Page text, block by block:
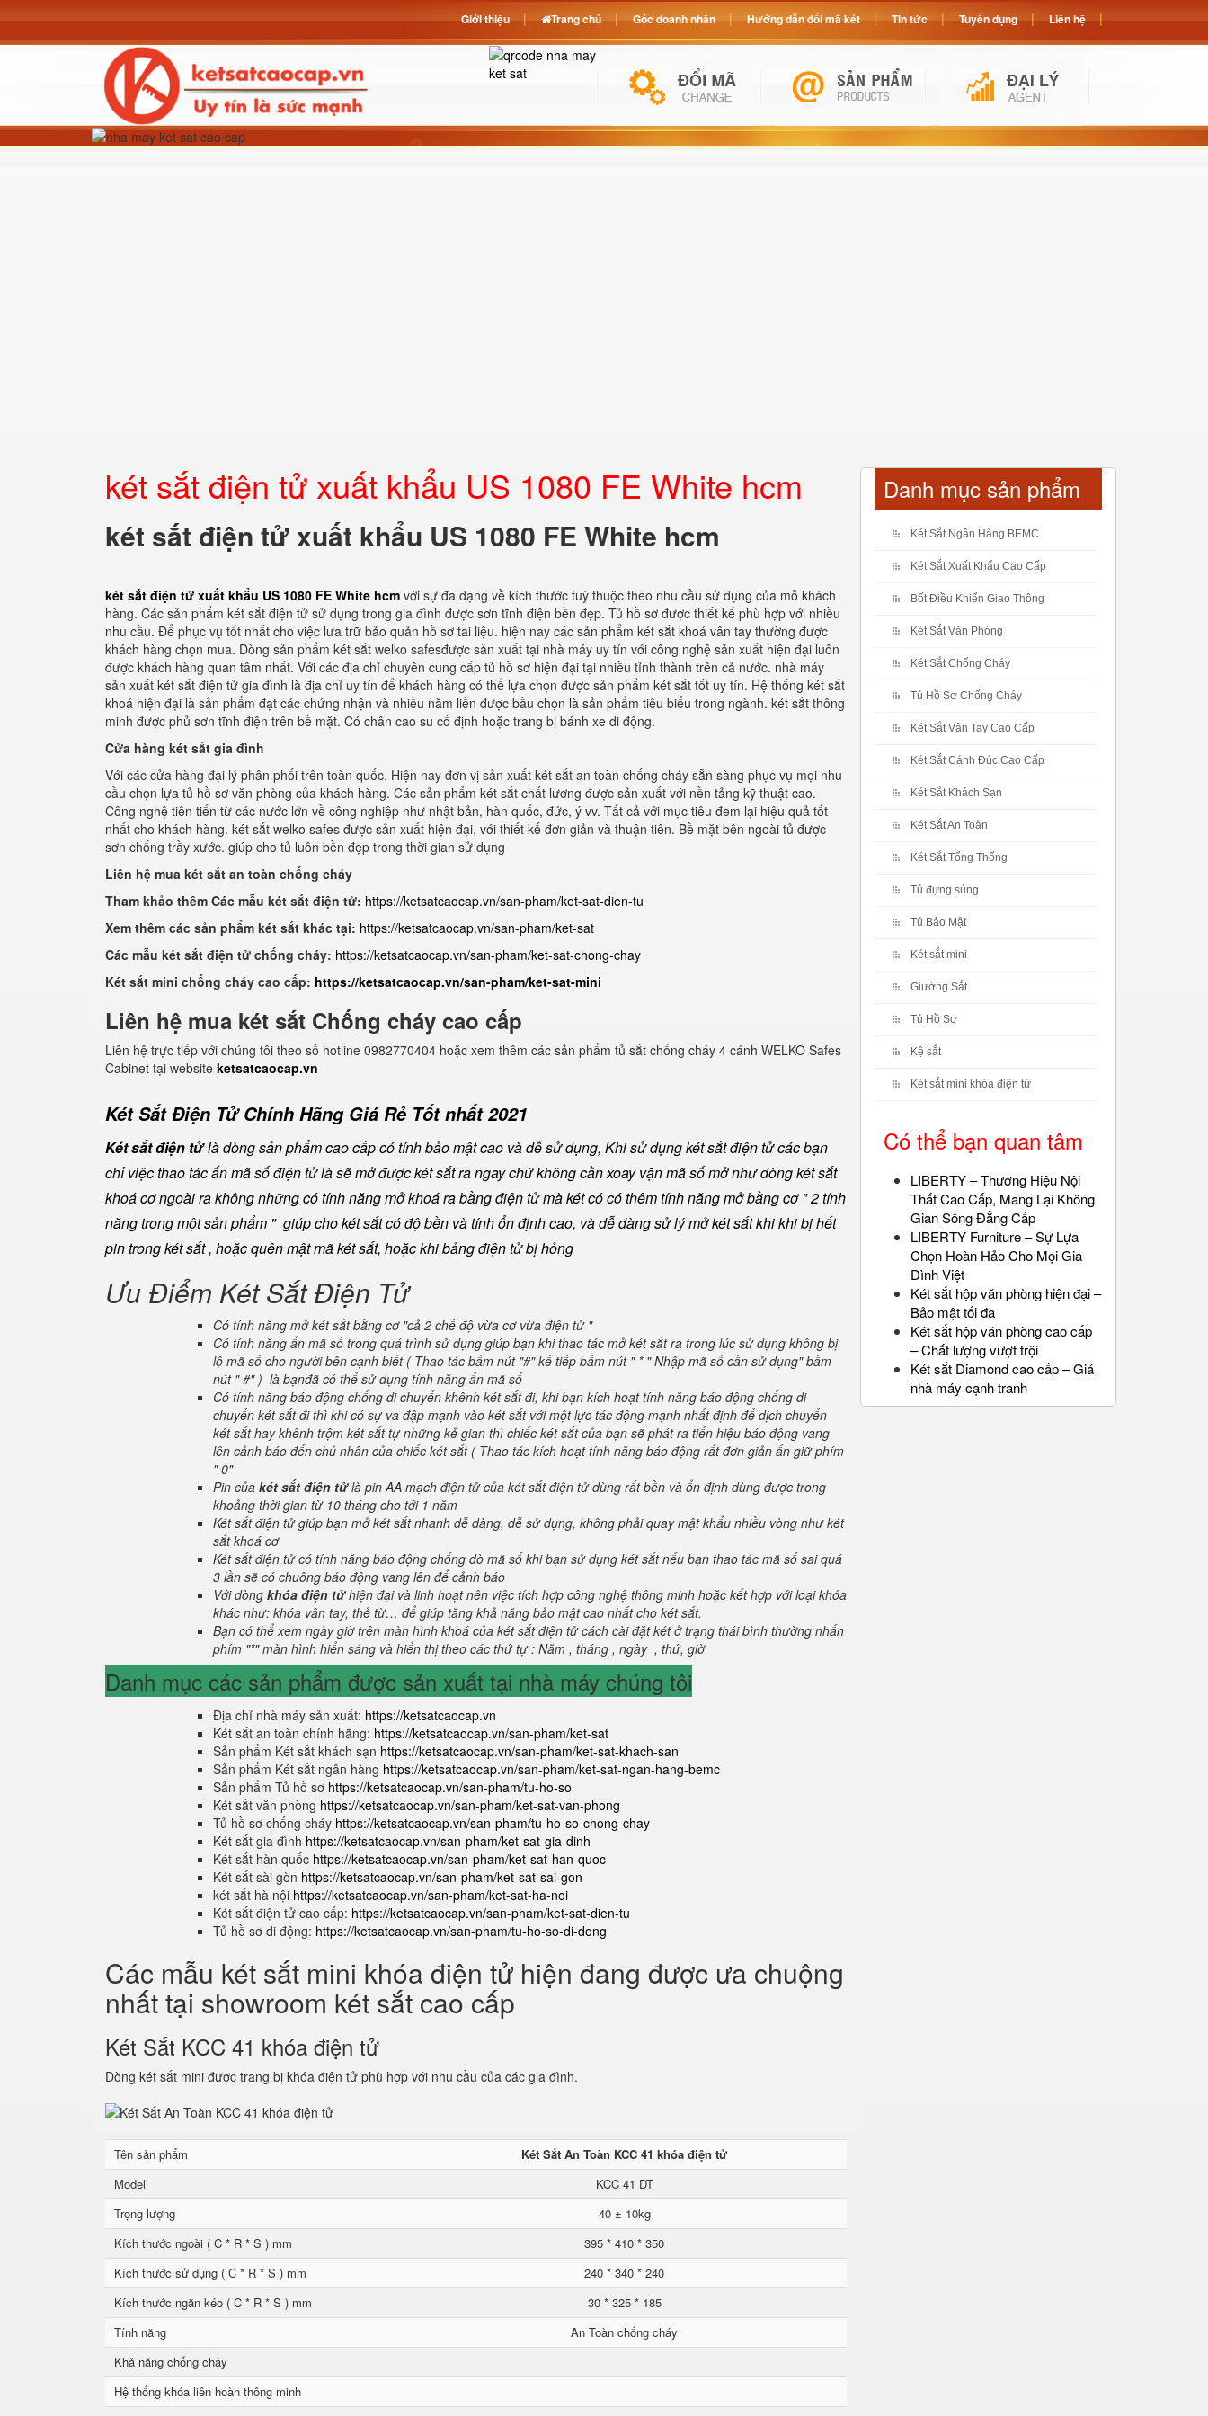
két sắt điện tử xuất khẩu US 1080 FE White hcm
két sắt điện tử xuất khẩu US 1080 FE White hcm
két sắt điện tử xuất khẩu US 1080 FE White hcm với sự đa dạng về kích thước tuỳ thuộc theo nhu cầu sử dụng của mỗ khách
hàng. Các sản phẩm két sắt điện tử sử dụng trong gia đình được sơn tĩnh điện bền đẹp. Tủ hồ sơ được thiết kế phù hợp với nhiều
nhu cầu. Để phục vụ tốt nhất cho việc lưa trữ bảo quản hồ sơ tai liệu. hiện nay các sản phẩm két sắt khoá vân tay thường được
khách hàng chọn mua. Dòng sản phẩm két sắt welko safesđược sản xuất tại nhà máy uy tín với công nghệ sản xuất hiện đại luôn
được khách hàng quan tâm nhất. Với các địa chỉ chuyên cung cấp tủ hồ sơ hiện đại tại nhiều tỉnh thành trên cả nước. nhà máy
sản xuất két sắt điện tử gia đình là địa chỉ uy tín để khách hàng có thể lựa chọn được sản phẩm két sắt tốt uy tín. Hệ thống két sắt
khoá hiện đại là sản phẩm đạt các chứng nhận và nhiều năm liền được bầu chọn là sản phẩm tiêu biểu trong ngành. két sắt thông
minh được phủ sơn tĩnh điện trên bề mặt. Có chân cao su cố định hoặc trang bị bánh xe di động.
Cửa hàng két sắt gia đình
Với các cửa hàng đại lý phân phối trên toàn quốc. Hiện nay đơn vị sản xuất két sắt an toàn chống cháy sẵn sàng phục vụ mọi nhu
cầu chọn lựa tủ hồ sơ văn phòng của khách hàng. Các sản phẩm két sắt chất lương được sản xuất với nền tảng kỹ thuật cao.
Công nghệ tiên tiến từ các nước lớn về công nghiệp như nhật bản, hàn quốc, đức, ý vv. Tất cả với mục tiêu đem lại hiệu quả tốt
nhất cho khách hàng. két sắt welko safes được sản xuất hiện đại, với thiết kế đơn giản và thuận tiên. Bề mặt bên ngoài tủ được
sơn chống trầy xước. giúp cho tủ luôn bền đẹp trong thời gian sử dụng
Liên hệ mua két sắt an toàn chống cháy
Tham khảo thêm Các mẫu két sắt điện tử: https://ketsatcaocap.vn/san-pham/ket-sat-dien-tu
Xem thêm các sản phẩm két sắt khác tại: https://ketsatcaocap.vn/san-pham/ket-sat
Các mẫu két sắt điện tử chống cháy: https://ketsatcaocap.vn/san-pham/ket-sat-chong-chay
Két sắt mini chống cháy cao cấp: https://ketsatcaocap.vn/san-pham/ket-sat-mini
Liên hệ mua két sắt Chống cháy cao cấp
Liên hệ trực tiếp với chúng tôi theo số hotline 0982770404 hoặc xem thêm các sản phẩm tủ sắt chống cháy 4 cánh WELKO Safes
Cabinet tại website ketsatcaocap.vn
Két Sắt Điện Tử Chính Hãng Giá Rẻ Tốt nhất 2021
Két sắt điện tửlà dòng sản phẩm cao cấp có tính bảo mật cao và dễ sử dụng, Khi sử dụng két sắt điện tử các bạn
chỉ việc thao tác ấn mã số điện tử là sẽ mở được két sắt ra ngay chứ không cần xoay vặn mã số mở như dòng két sắt
khoá cơ ngoài ra không những có tính năng mở khoá ra bằng điện tử mà két có có thêm tính năng mở bằng cơ " 2 tính
năng trong một sản phẩm " giúp cho két sắt có độ bền và tính ổn định cao, và dễ dàng sử lý mở két sắt khi khi bị hết
pin trong két sắt , hoặc quên mật mã két sắt, hoặc khi bảng điện tử bị hỏng
Ưu Điểm Két Sắt Điện Tử
Có tính năng mở két sắt bằng cơ "cả 2 chế độ vừa cơ vừa điện tử "
Có tính năng ẩn mã số trong quá trình sử dụng giúp bạn khi thao tác mở két sắt ra trong lúc sử dụng không bị
lộ mã số cho người bên cạnh biết ( Thao tác bấm nút "#" kế tiếp bấm nút " * " Nhập mã số cần sử dụng" bầm
nút " #" ) là bạnđã có thể sử dụng tính năng ẩn mã số
Có tính năng báo động chống di chuyển khênh két sắt đi, khi bạn kích hoạt tính năng báo động chống di
chuyển két sắt đi thì khi có sự va đập mạnh vào két sắt với một lực tác động mạnh nhất định để dịch chuyển
két sắt hay khênh trộm két sắt tự những kẻ gian thì chiếc két sắt của bạn sẽ phát ra tiến hiệu báo động vang
lên cảnh báo đến chủ nhân của chiếc két sắt ( Thao tác kích hoạt tính năng báo động rất đơn giản ấn giữ phím
" 0"
Pin của két sắt điện tửlà pin AA mạch điện tử của két sắt điện tử dùng rất bền và ổn định dùng được trong
khoảng thời gian từ 10 tháng cho tới 1 năm
Két sắt điện tử giúp bạn mở két sắt nhanh dễ dàng, dễ sử dụng, không phải quay mật khẩu nhiều vòng như két
sắt khoá cơ
Két sắt điện tử có tính năng báo động chống dò mã số khi bạn sử dụng két sắt nếu bạn thao tác mã số sai quá
3 lần sẽ có chuông báo động vang lên để cảnh báo
Với dòng khóa điện tửhiện đại và linh hoạt nên việc tích hợp công nghệ thông minh hoặc kết hợp với loại khóa
khác như: khóa vân tay, thẻ từ… để giúp tăng khả năng bảo mật cao nhất cho két sắt.
Bạn có thể xem ngày giờ trên màn hình khoá của két sắt điện tử cách cài đặt két ở trạng thái bình thường nhấn
phím "*" màn hình hiển sáng và hiển thị theo các thứ tự : Năm , tháng , ngày , thứ, giờ
Danh mục các sản phẩm được sản xuất tại nhà máy chúng tôi
Địa chỉ nhà máy sản xuất: https://ketsatcaocap.vn
Két sắt an toàn chính hãng: https://ketsatcaocap.vn/san-pham/ket-sat
Sản phẩm Két sắt khách sạn https://ketsatcaocap.vn/san-pham/ket-sat-khach-san
Sản phẩm Két sắt ngân hàng https://ketsatcaocap.vn/san-pham/ket-sat-ngan-hang-bemc
Sản phẩm Tủ hồ sơ https://ketsatcaocap.vn/san-pham/tu-ho-so
Két sắt văn phòng https://ketsatcaocap.vn/san-pham/ket-sat-van-phong
Tủ hồ sơ chống cháy https://ketsatcaocap.vn/san-pham/tu-ho-so-chong-chay
Két sắt gia đình https://ketsatcaocap.vn/san-pham/ket-sat-gia-dinh
Két sắt hàn quốc https://ketsatcaocap.vn/san-pham/ket-sat-han-quoc
Két sắt sài gòn https://ketsatcaocap.vn/san-pham/ket-sat-sai-gon
két sắt hà nội https://ketsatcaocap.vn/san-pham/ket-sat-ha-noi
Két sắt điện tử cao cấp: https://ketsatcaocap.vn/san-pham/ket-sat-dien-tu
Tủ hồ sơ di động: https://ketsatcaocap.vn/san-pham/tu-ho-so-di-dong
Các mẫu két sắt mini khóa điện tử hiện đang được ưa chuộng
nhất tại showroom két sắt cao cấp
Két Sắt KCC 41 khóa điện tử
Dòng két sắt mini được trang bị khóa điện tử phù hợp với nhu cầu của các gia đình.
Tên sản phẩm
Két Sắt An Toàn KCC 41 khóa điện tử
Model
KCC 41 DT
Trọng lượng
40 ± 10kg
Kích thước ngoài ( C * R * S ) mm
395 * 410 * 350
Kích thước sử dụng ( C * R * S ) mm
240 * 340 * 240
Kích thước ngăn kéo ( C * R * S ) mm
30 * 325 * 185
Tính năng
An Toàn chống cháy
Khả năng chống cháy
Hệ thống khóa liên hoàn thông minh
Danh mục sản phẩm
Két Sắt Ngân Hàng BEMC
Két Sắt Xuất Khẩu Cao Cấp
Bốt Điều Khiển Giao Thông
Két Sắt Văn Phòng
Két Sắt Chống Cháy
Tủ Hồ Sơ Chống Cháy
Két Sắt Vân Tay Cao Cấp
Két Sắt Cánh Đúc Cao Cấp
Két Sắt Khách Sạn
Két Sắt An Toàn
Két Sắt Tổng Thống
Tủ đựng súng
Tủ Bảo Mật
Két sắt mini
Giường Sắt
Tủ Hồ Sơ
Kệ sắt
Két sắt mini khóa điện tử
Có thể bạn quan tâm
LIBERTY – Thương Hiệu Nội
Thất Cao Cấp, Mang Lại Không
Gian Sống Đẳng Cấp
LIBERTY Furniture – Sự Lựa
Chọn Hoàn Hảo Cho Mọi Gia
Đình Việt
Két sắt hộp văn phòng hiện đại –
Bảo mật tối đa
Két sắt hộp văn phòng cao cấp
– Chất lượng vượt trội
Két sắt Diamond cao cấp – Giá
nhà máy cạnh tranh
Giới thiệu Trang chủ Góc doanh nhân Hướng dẫn đổi mã két Tin tức Tuyển dụng Liên hệ